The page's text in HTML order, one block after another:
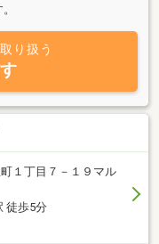
り扱う
１丁目７－１９マル
徒歩5分